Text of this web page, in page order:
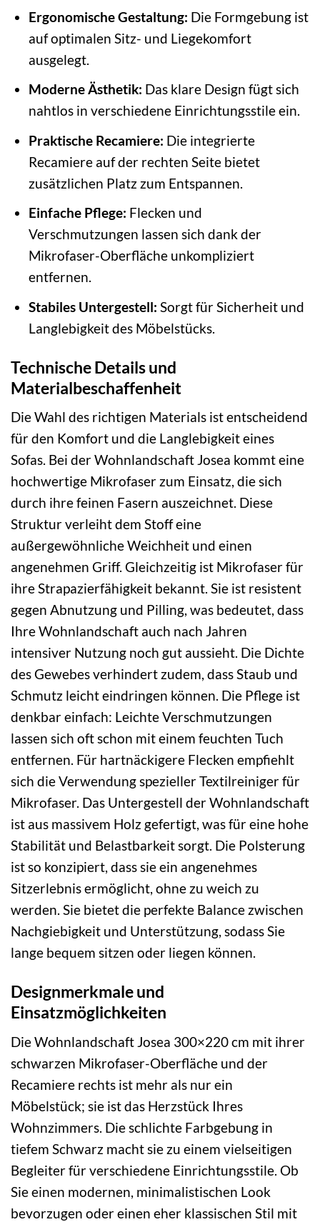
Ergonomische Gestaltung: Die Formgebung ist
auf optimalen Sitz- und Liegekomfort
ausgelegt.
Moderne Ästhetik: Das klare Design fügt sich
nahtlos in verschiedene Einrichtungsstile ein.
Praktische Recamiere: Die integrierte
Recamiere auf der rechten Seite bietet
zusätzlichen Platz zum Entspannen.
Einfache Pflege: Flecken und
Verschmutzungen lassen sich dank der
Mikrofaser-Oberfläche unkompliziert
entfernen.
Stabiles Untergestell: Sorgt für Sicherheit und
Langlebigkeit des Möbelstücks.
Technische Details und
Materialbeschaffenheit
Die Wahl des richtigen Materials ist entscheidend
für den Komfort und die Langlebigkeit eines
Sofas. Bei der Wohnlandschaft Josea kommt eine
hochwertige Mikrofaser zum Einsatz, die sich
durch ihre feinen Fasern auszeichnet. Diese
Struktur verleiht dem Stoff eine
außergewöhnliche Weichheit und einen
angenehmen Griff. Gleichzeitig ist Mikrofaser für
ihre Strapazierfähigkeit bekannt. Sie ist resistent
gegen Abnutzung und Pilling, was bedeutet, dass
Ihre Wohnlandschaft auch nach Jahren
intensiver Nutzung noch gut aussieht. Die Dichte
des Gewebes verhindert zudem, dass Staub und
Schmutz leicht eindringen können. Die Pflege ist
denkbar einfach: Leichte Verschmutzungen
lassen sich oft schon mit einem feuchten Tuch
entfernen. Für hartnäckigere Flecken empfiehlt
sich die Verwendung spezieller Textilreiniger für
Mikrofaser. Das Untergestell der Wohnlandschaft
ist aus massivem Holz gefertigt, was für eine hohe
Stabilität und Belastbarkeit sorgt. Die Polsterung
ist so konzipiert, dass sie ein angenehmes
Sitzerlebnis ermöglicht, ohne zu weich zu
werden. Sie bietet die perfekte Balance zwischen
Nachgiebigkeit und Unterstützung, sodass Sie
lange bequem sitzen oder liegen können.
Designmerkmale und
Einsatzmöglichkeiten
Die Wohnlandschaft Josea 300×220 cm mit ihrer
schwarzen Mikrofaser-Oberfläche und der
Recamiere rechts ist mehr als nur ein
Möbelstück; sie ist das Herzstück Ihres
Wohnzimmers. Die schlichte Farbgebung in
tiefem Schwarz macht sie zu einem vielseitigen
Begleiter für verschiedene Einrichtungsstile. Ob
Sie einen modernen, minimalistischen Look
bevorzugen oder einen eher klassischen Stil mit